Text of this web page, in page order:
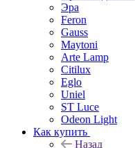
Эра
Feron
Gauss
Maytoni
Arte Lamp
Citilux
Eglo
Uniel
ST Luce
Odeon Light
Как купить
Назад